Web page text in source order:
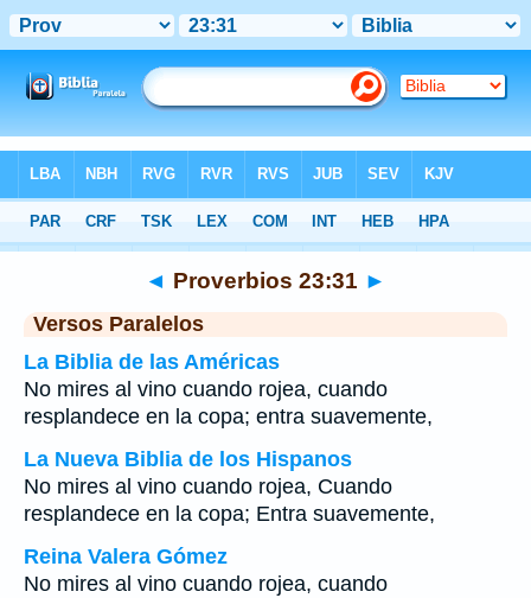
>Proverbios Capítulo 23 > Verso 31
◄ Proverbios 23:31 ►
Versos Paralelos
La Biblia de las Américas
No mires al vino cuando rojea, cuando
resplandece en la copa; entra suavemente,
La Nueva Biblia de los Hispanos
No mires al vino cuando rojea, Cuando
resplandece en la copa; Entra suavemente,
Reina Valera Gómez
No mires al vino cuando rojea, cuando